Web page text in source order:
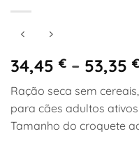
34,45 € – 53,35 €
Ração seca sem
para cães adultos
Tamanho do croquete